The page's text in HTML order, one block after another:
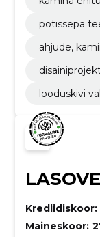
potissepa
ahjude,
looduskivi
Krediidiskoor:
Maineskoor: